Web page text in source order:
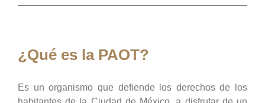
¿Qué es la PAOT?
Es un organismo que defiende los derechos de los